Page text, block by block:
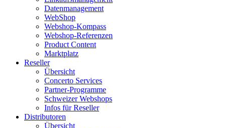
Datenmanagement
WebShop
Webshop-Kompass
Webshop-Referenzen
Product Content
Marktplatz
Reseller
Übersicht
Concerto Services
Partner-Programme
Schweizer Webshops
Infos für Reseller
Distributoren
Übersicht